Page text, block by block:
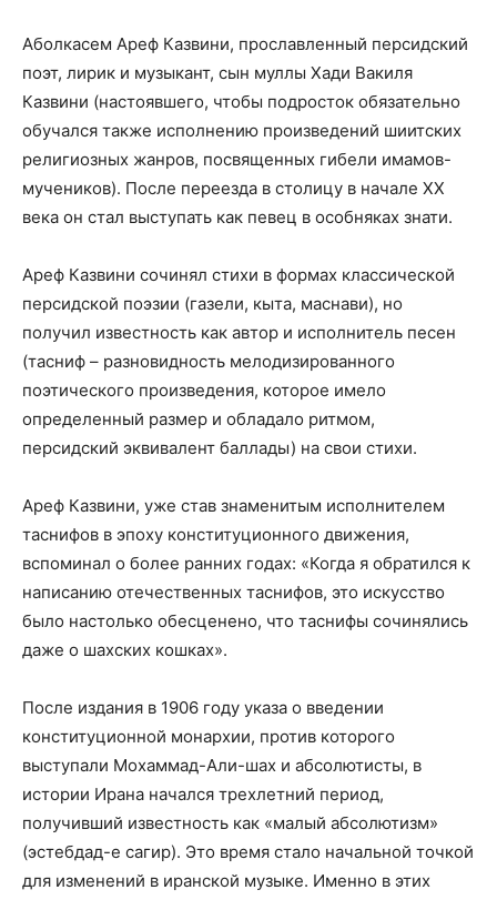
Аболкасем Ареф Казвини, прославленный персидский
поэт, лирик и музыкант, сын муллы Хади Вакиля
Казвини (настоявшего, чтобы подросток обязательно
обучался также исполнению произведений шиитских
религиозных жанров, посвященных гибели имамов-
мучеников). После переезда в столицу в начале XX
века он стал выступать как певец в особняках знати.
Ареф Казвини сочинял стихи в формах классической
персидской поэзии (газели, кыта, маснави), но
получил известность как автор и исполнитель песен
(тасниф – разновидность мелодизированного
поэтического произведения, которое имело
определенный размер и обладало ритмом,
персидский эквивалент баллады) на свои стихи.
Ареф Казвини, уже став знаменитым исполнителем
таснифов в эпоху конституционного движения,
вспоминал о более ранних годах: «Когда я обратился к
написанию отечественных таснифов, это искусство
было настолько обесценено, что таснифы сочинялись
даже о шахских кошках».
После издания в 1906 году указа о введении
конституционной монархии, против которого
выступали Мохаммад-Али-шах и абсолютисты, в
истории Ирана начался трехлетний период,
получивший известность как «малый абсолютизм»
(эстебдад-е сагир). Это время стало начальной точкой
для изменений в иранской музыке. Именно в этих